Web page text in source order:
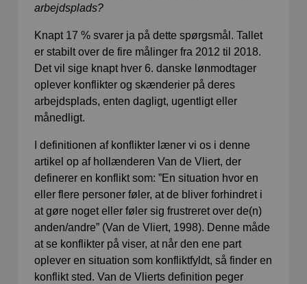
arbejdsplads?
Knapt 17 % svarer ja på dette spørgsmål. Tallet
er stabilt over de fire målinger fra 2012 til 2018.
Det vil sige knapt hver 6. danske lønmodtager
oplever konflikter og skænderier på deres
arbejdsplads, enten dagligt, ugentligt eller
månedligt.
I definitionen af konflikter læner vi os i denne
artikel op af hollænderen Van de Vliert, der
definerer en konflikt som: ”En situation hvor en
eller flere personer føler, at de bliver forhindret i
at gøre noget eller føler sig frustreret over de(n)
anden/andre” (Van de Vliert, 1998). Denne måde
at se konflikter på viser, at når den ene part
oplever en situation som konfliktfyldt, så finder en
konflikt sted. Van de Vlierts definition peger